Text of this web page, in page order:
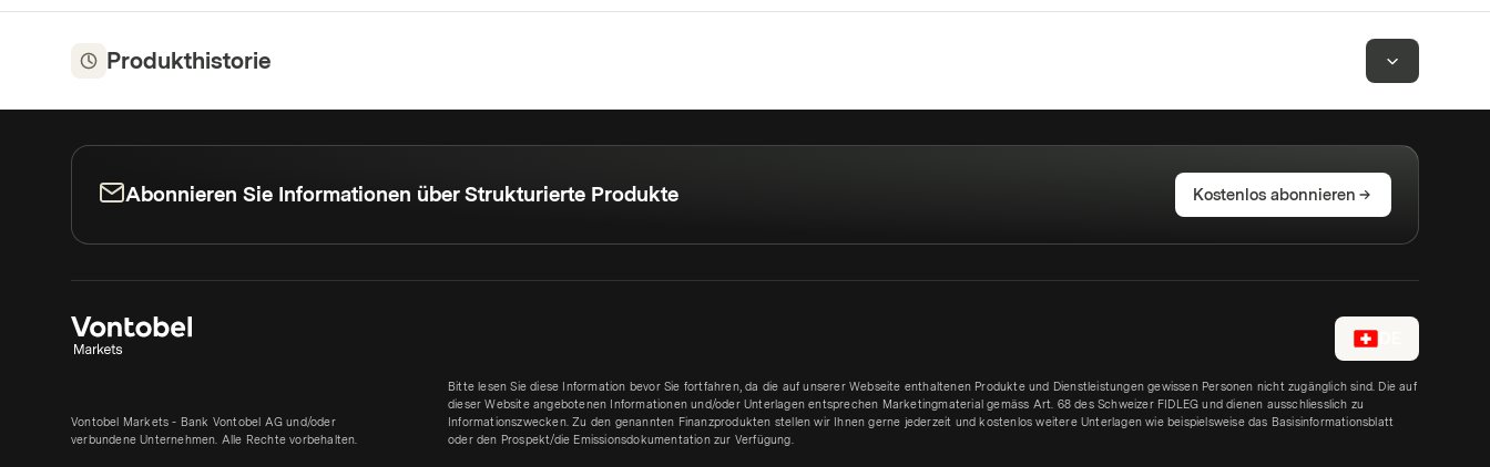
Produkthistorie
Abonnieren Sie Informationen über Strukturierte Produkte Kostenlos abonnieren
Vontobel Markets - Bank Vontobel AG und/oder
verbundene Unternehmen. Alle Rechte vorbehalten.
Bitte lesen Sie diese Information bevor Sie fortfahren, da die auf unserer Webseite enthaltenen Produkte und Dienstleistungen gewissen Personen nicht zugänglich sind. Die auf
dieser Website angebotenen Informationen und/oder Unterlagen entsprechen Marketingmaterial gemäss Art. 68 des Schweizer FIDLEG und dienen ausschliesslich zu
Informationszwecken. Zu den genannten Finanzprodukten stellen wir Ihnen gerne jederzeit und kostenlos weitere Unterlagen wie beispielsweise das Basisinformationsblatt
oder den Prospekt/die Emissionsdokumentation zur Verfügung.